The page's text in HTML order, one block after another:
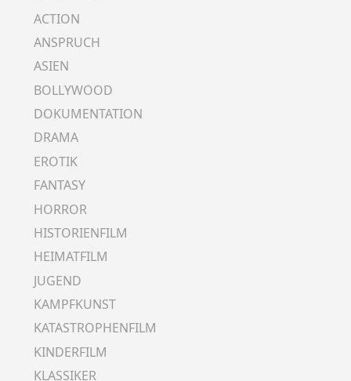
ACTION
ANSPRUCH
ASIEN
BOLLYWOOD
DOKUMENTATION
DRAMA
EROTIK
FANTASY
HORROR
HISTORIENFILM
HEIMATFILM
JUGEND
KAMPFKUNST
KATASTROPHENFILM
KINDERFILM
KLASSIKER